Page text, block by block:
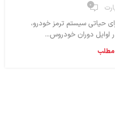
۰
حیاتی سیستم ترمز خودرو،
اوایل دوران خودروس...
مطلب